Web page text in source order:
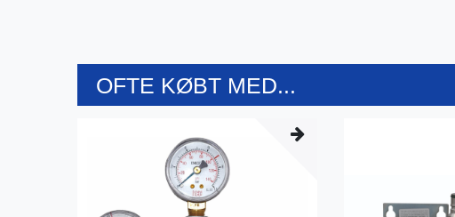
OFTE KØBT MED...